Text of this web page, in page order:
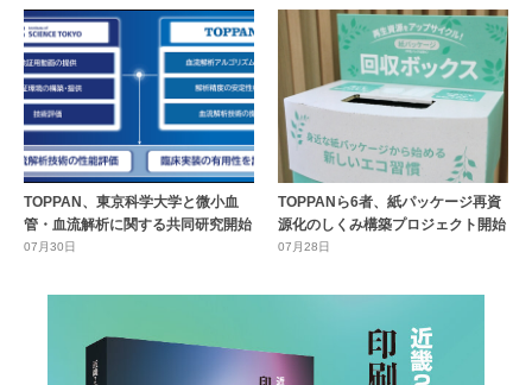
TOPPAN、東京科学大学と微小血
管・血流解析に関する共同研究開始
07月30日
TOPPANら6者、紙パッケージ再資
源化のしくみ構築プロジェクト開始
07月28日